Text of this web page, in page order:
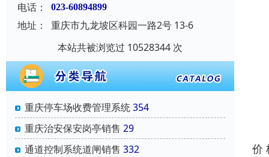
电话： 023-60894899
地址：
重庆市九龙坡区科园一路2号 13-6
本站共被浏览过 10528344 次
重庆停车场收费管理系统354
重庆治安保安岗亭销售 29
通道控制系统道闸销售 332
价